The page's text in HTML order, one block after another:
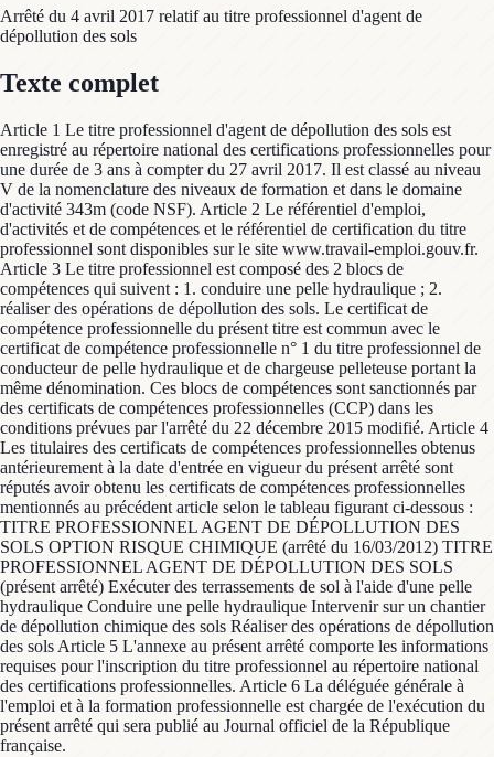
Arrêté du 4 avril 2017 relatif au titre professionnel d'agent de
dépollution des sols
Texte complet
Article 1 Le titre professionnel d'agent de dépollution des sols est
enregistré au répertoire national des certifications professionnelles pour
une durée de 3 ans à compter du 27 avril 2017. Il est classé au niveau
V de la nomenclature des niveaux de formation et dans le domaine
d'activité 343m (code NSF). Article 2 Le référentiel d'emploi,
d'activités et de compétences et le référentiel de certification du titre
professionnel sont disponibles sur le site www.travail-emploi.gouv.fr.
Article 3 Le titre professionnel est composé des 2 blocs de
compétences qui suivent : 1. conduire une pelle hydraulique ; 2.
réaliser des opérations de dépollution des sols. Le certificat de
compétence professionnelle du présent titre est commun avec le
certificat de compétence professionnelle n° 1 du titre professionnel de
conducteur de pelle hydraulique et de chargeuse pelleteuse portant la
même dénomination. Ces blocs de compétences sont sanctionnés par
des certificats de compétences professionnelles (CCP) dans les
conditions prévues par l'arrêté du 22 décembre 2015 modifié. Article 4
Les titulaires des certificats de compétences professionnelles obtenus
antérieurement à la date d'entrée en vigueur du présent arrêté sont
réputés avoir obtenu les certificats de compétences professionnelles
mentionnés au précédent article selon le tableau figurant ci-dessous :
TITRE PROFESSIONNEL AGENT DE DÉPOLLUTION DES
SOLS OPTION RISQUE CHIMIQUE (arrêté du 16/03/2012) TITRE
PROFESSIONNEL AGENT DE DÉPOLLUTION DES SOLS
(présent arrêté) Exécuter des terrassements de sol à l'aide d'une pelle
hydraulique Conduire une pelle hydraulique Intervenir sur un chantier
de dépollution chimique des sols Réaliser des opérations de dépollution
des sols Article 5 L'annexe au présent arrêté comporte les informations
requises pour l'inscription du titre professionnel au répertoire national
des certifications professionnelles. Article 6 La déléguée générale à
l'emploi et à la formation professionnelle est chargée de l'exécution du
présent arrêté qui sera publié au Journal officiel de la République
française.